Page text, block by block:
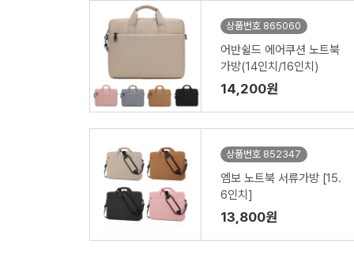
상품번호 865060
어반쉴드 에어쿠션 노트북
가방(14인치/16인치)
14,200원
상품번호 852347
엠보 노트북 서류가방 [15.
6인치]
13,800원